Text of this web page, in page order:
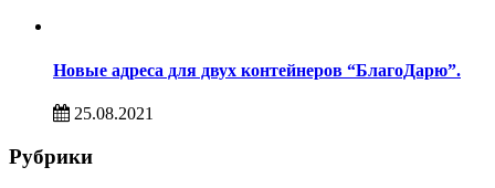
Новые адреса для двух контейнеров “БлагоДарю”.
25.08.2021
Рубрики